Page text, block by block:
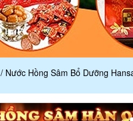
/ Nước Hồng Sâm Bổ Dưỡng